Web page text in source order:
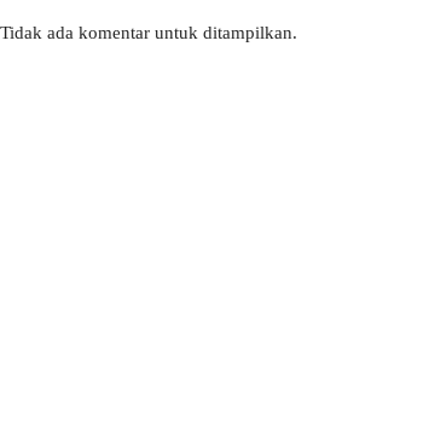
Tidak ada komentar untuk ditampilkan.